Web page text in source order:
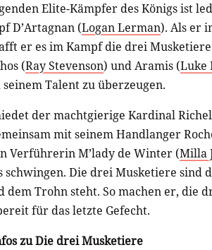
Elite-Kämpfer des Königs ist
D’Artagnan (Logan Lerman). Als er
er es im Kampf die drei
(Ray Stevenson) und Aramis (Luke
Talent zu überzeugen.
der machtgierige Kardinal
mit seinem Handlanger
Verführerin M’lady de Winter (Milla
schwingen. Die drei Musketiere sind
dem Trohn steht. So machen er, die
für das letzte Gefecht.
zu Die drei Musketiere